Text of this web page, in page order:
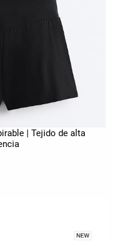
| Tejido de alta